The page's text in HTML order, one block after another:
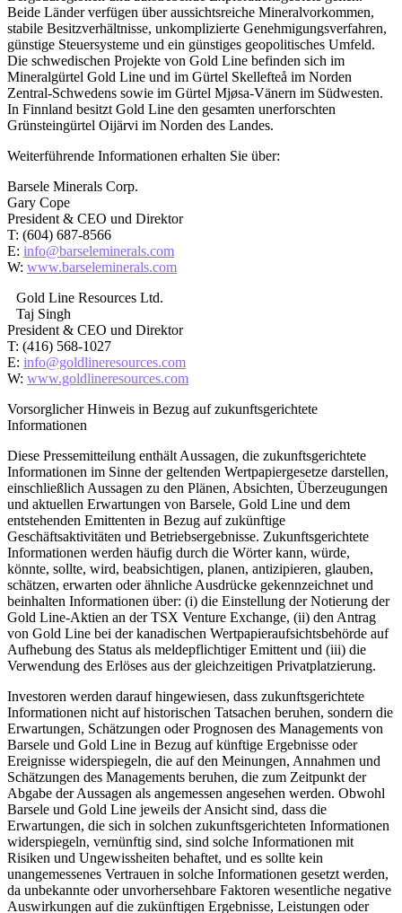
Beide Länder verfügen über aussichtsreiche Mineralvorkommen,
stabile Besitzverhältnisse, unkomplizierte Genehmigungsverfahren,
günstige Steuersysteme und ein günstiges geopolitisches Umfeld.
Die schwedischen Projekte von Gold Line befinden sich im
Mineralgürtel Gold Line und im Gürtel Skellefteå im Norden
Zentral-Schwedens sowie im Gürtel Mjøsa-Vänern im Südwesten.
In Finnland besitzt Gold Line den gesamten unerforschten
Grünsteingürtel Oijärvi im Norden des Landes.
Weiterführende Informationen erhalten Sie über:
Barsele Minerals Corp.
Gary Cope
President & CEO und Direktor
T: (604) 687-8566
E: info@barseleminerals.com
W: www.barseleminerals.com
Gold Line Resources Ltd.
Taj Singh
President & CEO und Direktor
T: (416) 568-1027
E: info@goldlineresources.com
W: www.goldlineresources.com
Vorsorglicher Hinweis in Bezug auf zukunftsgerichtete
Informationen
Diese Pressemitteilung enthält Aussagen, die zukunftsgerichtete
Informationen im Sinne der geltenden Wertpapiergesetze darstellen,
einschließlich Aussagen zu den Plänen, Absichten, Überzeugungen
und aktuellen Erwartungen von Barsele, Gold Line und dem
entstehenden Emittenten in Bezug auf zukünftige
Geschäftsaktivitäten und Betriebsergebnisse. Zukunftsgerichtete
Informationen werden häufig durch die Wörter kann, würde,
könnte, sollte, wird, beabsichtigen, planen, antizipieren, glauben,
schätzen, erwarten oder ähnliche Ausdrücke gekennzeichnet und
beinhalten Informationen über: (i) die Einstellung der Notierung der
Gold Line-Aktien an der TSX Venture Exchange, (ii) den Antrag
von Gold Line bei der kanadischen Wertpapieraufsichtsbehörde auf
Aufhebung des Status als meldepflichtiger Emittent und (iii) die
Verwendung des Erlöses aus der gleichzeitigen Privatplatzierung.
Investoren werden darauf hingewiesen, dass zukunftsgerichtete
Informationen nicht auf historischen Tatsachen beruhen, sondern die
Erwartungen, Schätzungen oder Prognosen des Managements von
Barsele und Gold Line in Bezug auf künftige Ergebnisse oder
Ereignisse widerspiegeln, die auf den Meinungen, Annahmen und
Schätzungen des Managements beruhen, die zum Zeitpunkt der
Abgabe der Aussagen als angemessen angesehen werden. Obwohl
Barsele und Gold Line jeweils der Ansicht sind, dass die
Erwartungen, die sich in solchen zukunftsgerichteten Informationen
widerspiegeln, vernünftig sind, sind solche Informationen mit
Risiken und Ungewissheiten behaftet, und es sollte kein
unangemessenes Vertrauen in solche Informationen gesetzt werden,
da unbekannte oder unvorhersehbare Faktoren wesentliche negative
Auswirkungen auf die zukünftigen Ergebnisse, Leistungen oder